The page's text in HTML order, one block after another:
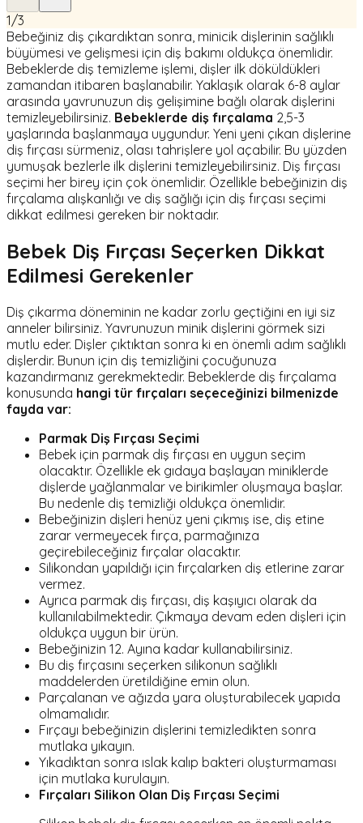
1/3
Bebeğiniz diş çıkardıktan sonra, minicik dişlerinin sağlıklı
büyümesi ve gelişmesi için diş bakımı oldukça önemlidir.
Bebeklerde diş temizleme işlemi, dişler ilk döküldükleri
zamandan itibaren başlanabilir. Yaklaşık olarak 6-8 aylar
arasında yavrunuzun diş gelişimine bağlı olarak dişlerini
temizleyebilirsiniz. Bebeklerde diş fırçalama 2,5-3
yaşlarında başlanmaya uygundur. Yeni yeni çıkan dişlerine
diş fırçası sürmeniz, olası tahrişlere yol açabilir. Bu yüzden
yumuşak bezlerle ilk dişlerini temizleyebilirsiniz. Diş fırçası
seçimi her birey için çok önemlidir. Özellikle bebeğinizin diş
fırçalama alışkanlığı ve diş sağlığı için diş fırçası seçimi
dikkat edilmesi gereken bir noktadır.
Bebek Diş Fırçası Seçerken Dikkat
Edilmesi Gerekenler
Diş çıkarma döneminin ne kadar zorlu geçtiğini en iyi siz
anneler bilirsiniz. Yavrunuzun minik dişlerini görmek sizi
mutlu eder. Dişler çıktıktan sonra ki en önemli adım sağlıklı
dişlerdir. Bunun için diş temizliğini çocuğunuza
kazandırmanız gerekmektedir. Bebeklerde diş fırçalama
konusunda hangi tür fırçaları seçeceğinizi bilmenizde
fayda var:
Parmak Diş Fırçası Seçimi
Bebek için parmak diş fırçası en uygun seçim
olacaktır. Özellikle ek gıdaya başlayan miniklerde
dişlerde yağlanmalar ve birikimler oluşmaya başlar.
Bu nedenle diş temizliği oldukça önemlidir.
Bebeğinizin dişleri henüz yeni çıkmış ise, diş etine
zarar vermeyecek fırça, parmağınıza
geçirebileceğiniz fırçalar olacaktır.
Silikondan yapıldığı için fırçalarken diş etlerine zarar
vermez.
Ayrıca parmak diş fırçası, diş kaşıyıcı olarak da
kullanılabilmektedir. Çıkmaya devam eden dişleri için
oldukça uygun bir ürün.
Bebeğinizin 12. Ayına kadar kullanabilirsiniz.
Bu diş fırçasını seçerken silikonun sağlıklı
maddelerden üretildiğine emin olun.
Parçalanan ve ağızda yara oluşturabilecek yapıda
olmamalıdır.
Fırçayı bebeğinizin dişlerini temizledikten sonra
mutlaka yıkayın.
Yıkadıktan sonra ıslak kalıp bakteri oluşturmaması
için mutlaka kurulayın.
Fırçaları Silikon Olan Diş Fırçası Seçimi